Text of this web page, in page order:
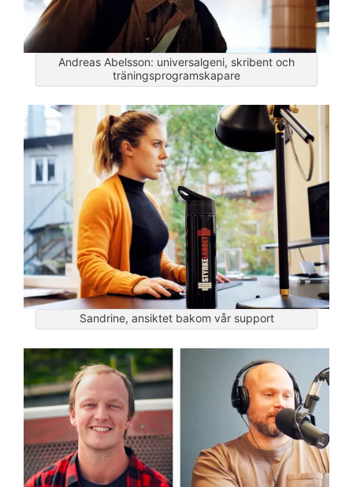
Andreas Abelsson: universalgeni, skribent och
träningsprogramskapare
Sandrine, ansiktet bakom vår support